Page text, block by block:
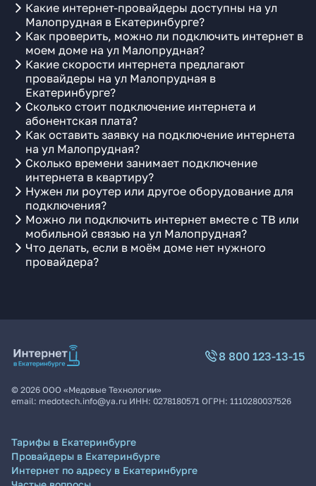
Какие интернет-провайдеры доступны на ул
Малопрудная в Екатеринбурге?
Как проверить, можно ли подключить интернет в
моем доме на ул Малопрудная?
Какие скорости интернета предлагают
провайдеры на ул Малопрудная в
Екатеринбурге?
Сколько стоит подключение интернета и
абонентская плата?
Как оставить заявку на подключение интернета
на ул Малопрудная?
Сколько времени занимает подключение
интернета в квартиру?
Нужен ли роутер или другое оборудование для
подключения?
Можно ли подключить интернет вместе с ТВ или
мобильной связью на ул Малопрудная?
Что делать, если в моём доме нет нужного
провайдера?
8 800 123-13-15
© 2026 ООО «Медовые Технологии»
email: medotech.info@ya.ru ИНН: 0278180571 ОГРН: 1110280037526
Тарифы в Екатеринбурге
Провайдеры в Екатеринбурге
Интернет по адресу в Екатеринбурге